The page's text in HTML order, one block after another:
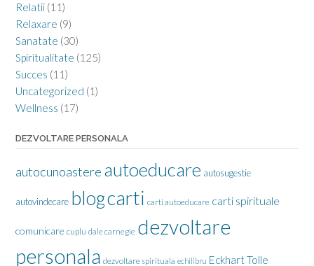
Relatii (11)
Relaxare (9)
Sanatate (30)
Spiritualitate (125)
Succes (11)
Uncategorized (1)
Wellness (17)
DEZVOLTARE PERSONALA
autocunoastere autoeducare autosugestie
autovindecare blogcarti carti autoeducare carti spirituale
comunicare cuplu dale carnegie dezvoltare
personala dezvoltare spirituala echilibru Eckhart Tolle